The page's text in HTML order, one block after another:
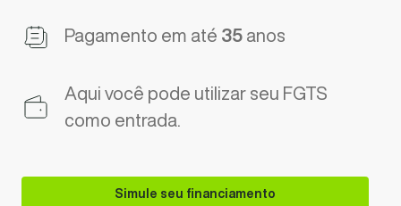
Pagamento em até 35 anos
Aqui você pode utilizar seu FGTS
como entrada.
Simule seu financiamento